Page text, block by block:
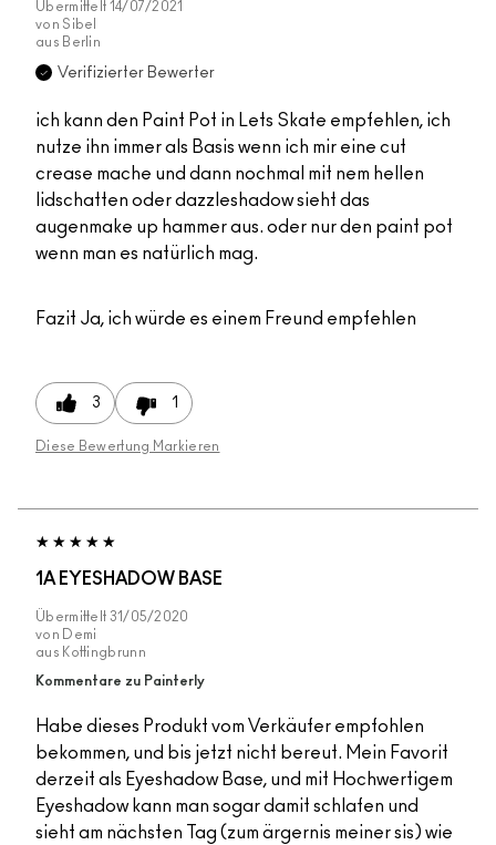
Übermittelt 14/07/2021
von Sibel
aus Berlin
Verifizierter Bewerter
ich kann den Paint Pot in Lets Skate empfehlen, ich
nutze ihn immer als Basis wenn ich mir eine cut
crease mache und dann nochmal mit nem hellen
lidschatten oder dazzleshadow sieht das
augenmake up hammer aus. oder nur den paint pot
wenn man es natürlich mag.
Fazit Ja, ich würde es einem Freund empfehlen
3 1
Diese Bewertung Markieren
1A EYESHADOW BASE
Übermittelt 31/05/2020
von
Demi
aus Kottingbrunn
Kommentare zu Painterly
Habe dieses Produkt vom Verkäufer empfohlen
bekommen, und bis jetzt nicht bereut. Mein Favorit
derzeit als Eyeshadow Base, und mit Hochwertigem
Eyeshadow kann man sogar damit schlafen und
sieht am nächsten Tag (zum ärgernis meiner sis) wie